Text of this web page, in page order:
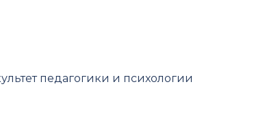
педагогики и психологии